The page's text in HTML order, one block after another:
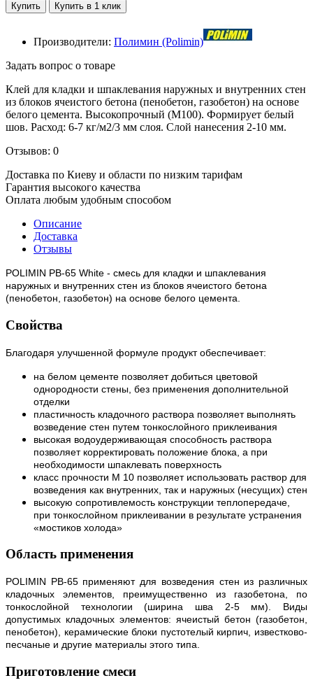
Купить Купить в 1 клик
Производители: Полимин (Polimin)
Задать вопрос о товаре
Клей для кладки и шпаклевания наружных и внутренних стен
из блоков ячеистого бетона (пенобетон, газобетон) на основе
белого цемента. Высокопрочный (М100). Формирует белый
шов. Расход: 6-7 кг/м2/3 мм слоя. Слой нанесения 2-10 мм.
Отзывов: 0
Доставка по Киеву и области по низким тарифам
Гарантия высокого качества
Оплата любым удобным способом
Описание
Доставка
Отзывы
POLIMIN РВ-65 White - смесь для кладки и шпаклевания
наружных и внутренних стен из блоков ячеистого бетона
(пенобетон, газобетон) на основе белого цемента.
Свойства
Благодаря улучшенной формуле продукт обеспечивает:
на белом цементе позволяет добиться цветовой
однородности стены, без применения дополнительной
отделки
пластичность кладочного раствора позволяет выполнять
возведение стен путем тонкослойного приклеивания
высокая водоудерживающая способность раствора
позволяет корректировать положение блока, а при
необходимости шпаклевать поверхность
класс прочности М 10 позволяет использовать раствор для
возведения как внутренних, так и наружных (несущих) стен
высокую сопротивлемость конструкции теплопередаче,
при тонкослойном приклеивании в результате устранения
«мостиков холода»
Область применения
POLIMIN РВ-65 применяют для возведения стен из различных
кладочных элементов, преимущественно из газобетона, по
тонкослойной технологии (ширина шва 2-5 мм). Виды
допустимых кладочных элементов: ячеистый бетон (газобетон,
пенобетон), керамические блоки пустотелый кирпич, известково-
песчаные и другие материалы этого типа.
Приготовление смеси